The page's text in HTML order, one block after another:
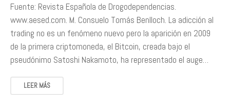
Fuente: Revista Española de Drogodependencias.
www.aesed.com. M. Consuelo Tomás Benlloch. La adicción al
trading no es un fenómeno nuevo pero la aparición en 2009
de la primera criptomoneda, el Bitcoin, creada bajo el
pseudónimo Satoshi Nakamoto, ha representado el auge…
LEER MÁS